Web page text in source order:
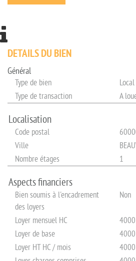
DETAILS DU BIEN
Général
Type de bien
Type de transaction
A
Localisation
Code postal
Ville
Nombre étages
1
Aspects financiers
Bien soumis à l'encadrement
des loyers
Non
Loyer mensuel HC
4000
Loyer de base
4000
Loyer HT HC / mois
4000